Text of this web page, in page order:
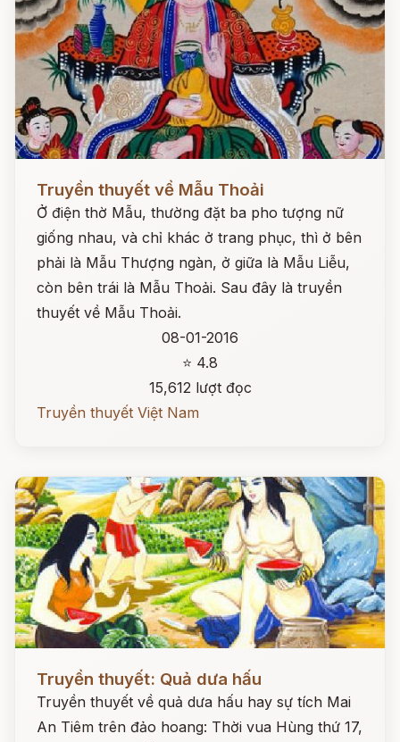
Đọc ngay
Truyền thuyết về Mẫu Thoải
Ở điện thờ Mẫu, thường đặt ba pho tượng nữ
giống nhau, và chỉ khác ở trang phục, thì ở bên
phải là Mẫu Thượng ngàn, ở giữa là Mẫu Liễu,
còn bên trái là Mẫu Thoải. Sau đây là truyền
thuyết về Mẫu Thoải.
08-01-2016
⭐ 4.8
15,612 lượt đọc
Truyền thuyết Việt Nam
Đọc ngay
Truyền thuyết: Quả dưa hấu
Truyền thuyết về quả dưa hấu hay sự tích Mai
An Tiêm trên đảo hoang: Thời vua Hùng thứ 17,